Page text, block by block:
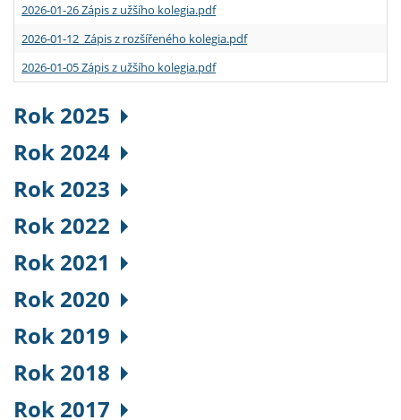
2026-01-26 Zápis z užšího kolegia.pdf
2026-01-12 Zápis z rozšířeného kolegia.pdf
2026-01-05 Zápis z užšího kolegia.pdf
Rok 2025
Rok 2024
Rok 2023
Rok 2022
Rok 2021
Rok 2020
Rok 2019
Rok 2018
Rok 2017